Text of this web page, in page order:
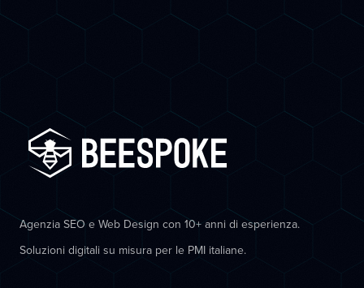
Agenzia SEO e Web Design con 10+ anni di esperienza.
Soluzioni digitali su misura per le PMI italiane.